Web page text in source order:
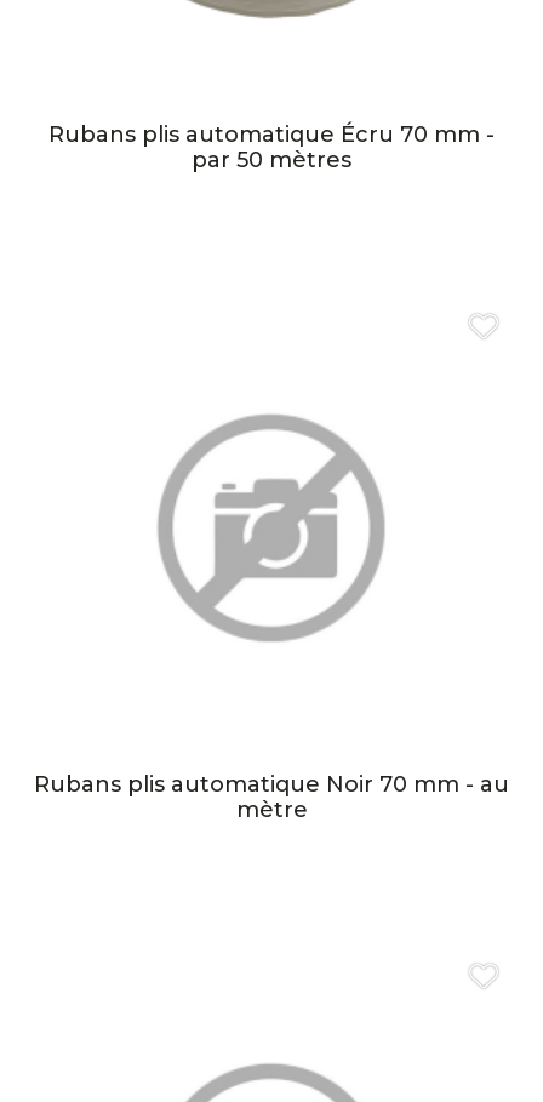
Rubans plis automatique Écru 70 mm -
par 50 mètres
Rubans plis automatique Noir 70 mm - au
mètre